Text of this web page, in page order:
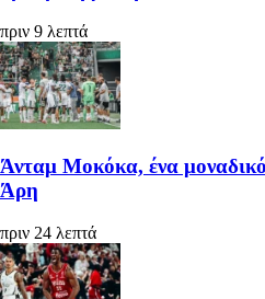
πριν 9 λεπτά
Άνταμ Μοκόκα, ένα
Άρη
πριν 24 λεπτά